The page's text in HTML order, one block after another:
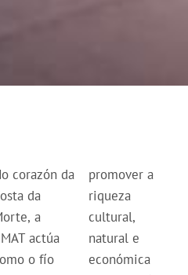
corazón da
da
a
actúa
o fío
a
e